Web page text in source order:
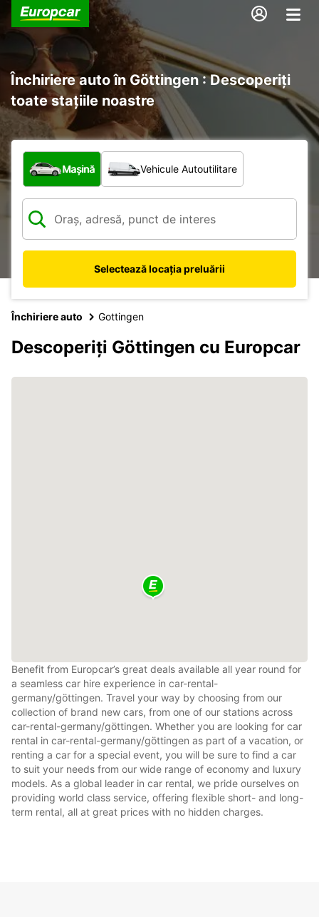
Închiriere auto în Göttingen : Descoperiți
toate stațiile noastre
Ce tip de vehicul?
Mașină Vehicule Autoutilitare
Selectează locația preluării
Închiriere auto Gottingen
Descoperiți Göttingen cu Europcar
Benefit from Europcar’s great deals available all year round for
a seamless car hire experience in car-rental-
germany/göttingen. Travel your way by choosing from our
collection of brand new cars, from one of our stations across
car-rental-germany/göttingen. Whether you are looking for car
rental in car-rental-germany/göttingen as part of a vacation, or
renting a car for a special event, you will be sure to find a car
to suit your needs from our wide range of economy and luxury
models. As a global leader in car rental, we pride ourselves on
providing world class service, offering flexible short- and long-
term rental, all at great prices with no hidden charges.